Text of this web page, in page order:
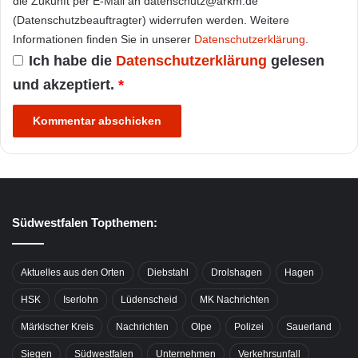
(Datenschutzbeauftragter) widerrufen werden. Weitere
Informationen finden Sie in unserer Datenschutzerklärung
Ich habe die Datenschutzerklärung gelesen
und akzeptiert. *
Südwestfalen Topthemen:
Aktuelles aus den Orten Diebstahl Drolshagen Hagen
HSK Iserlohn Lüdenscheid MK Nachrichten
Märkischer Kreis Nachrichten Olpe Polizei Sauerland
Siegen Südwestfalen Unternehmen Verkehrsunfall